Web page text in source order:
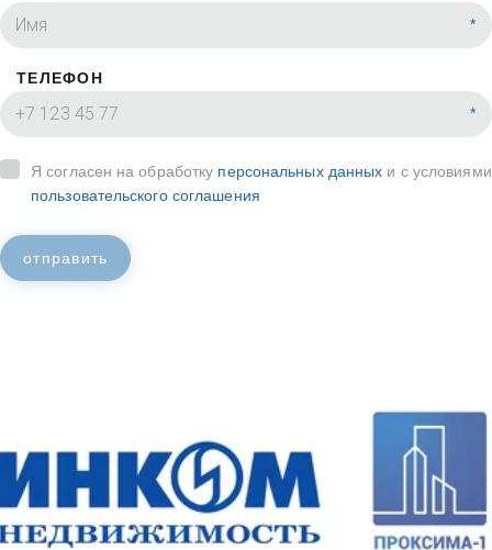
*
ТЕЛЕФОН
*
Я согласен на обработку персональных данных и с условиями
пользовательского соглашения
отправить